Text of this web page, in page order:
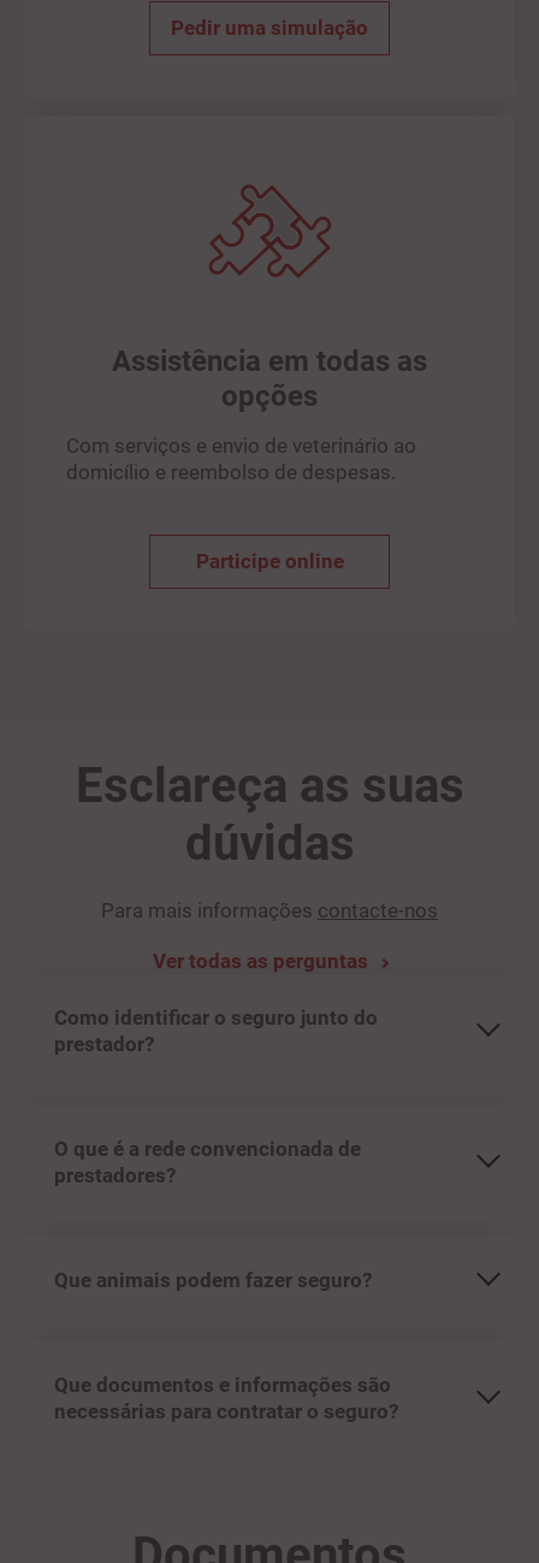
Pedir uma simulação
Assistência em todas as
opções
Com serviços e envio de veterinário ao
domicílio e reembolso de despesas.
Participe online
Esclareça as suas
dúvidas
Para mais informações contacte-nos
Ver todas as perguntas
Como identificar o seguro junto do
prestador?
O que é a rede convencionada de
prestadores?
Que animais podem fazer seguro?
Que documentos e informações são
necessárias para contratar o seguro?